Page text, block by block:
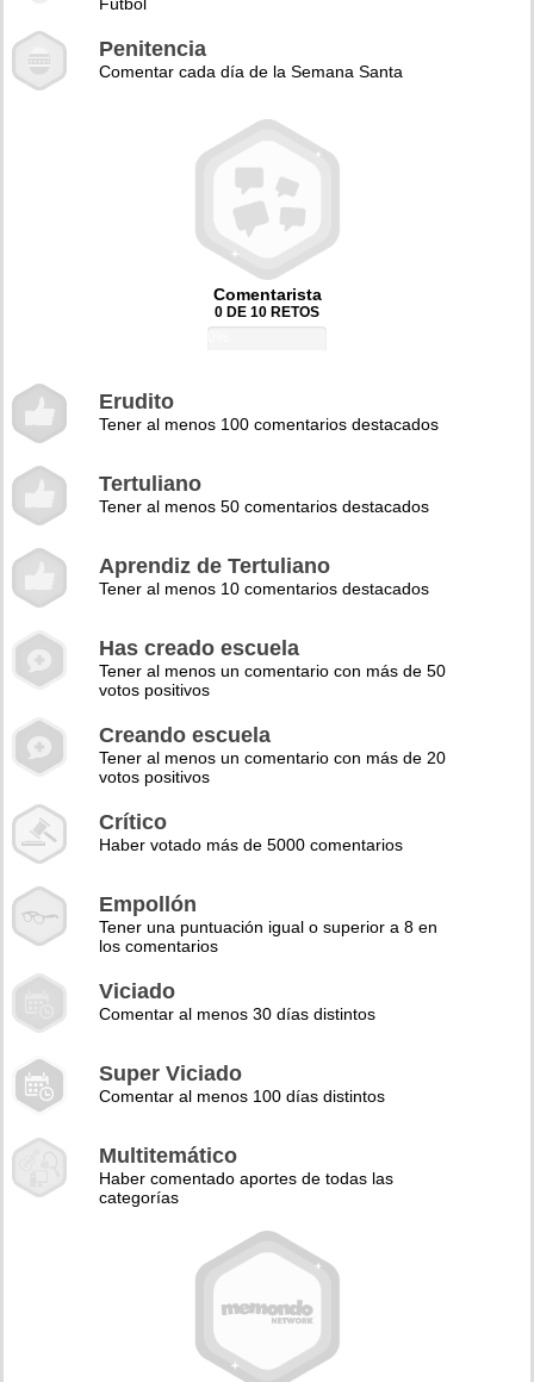
Penitencia
Comentar cada día de la Semana Santa
Comentarista
0 DE 10 RETOS
Erudito
Tener al menos 100 comentarios destacados
Tertuliano
Tener al menos 50 comentarios destacados
Aprendiz de Tertuliano
Tener al menos 10 comentarios destacados
Has creado escuela
Tener al menos un comentario con más de 50
votos positivos
Creando escuela
Tener al menos un comentario con más de 20
votos positivos
Crítico
Haber votado más de 5000 comentarios
Empollón
Tener una puntuación igual o superior a 8 en
los comentarios
Viciado
Comentar al menos 30 días distintos
Super Viciado
Comentar al menos 100 días distintos
Multitemático
Haber comentado aportes de todas las
categorías